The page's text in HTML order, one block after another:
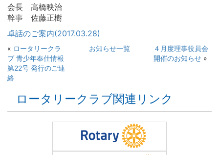
会長 高橋映治
幹事 佐藤正樹
卓話のご案内(2017.03.28)
« ロータリークラ
ブ 青少年奉仕情報
第22号 発行のご連
絡
お知らせ一覧
４月度理事役員会
開催のお知らせ»
ロータリークラブ関連リンク